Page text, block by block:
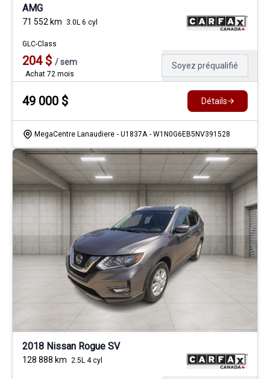
AMG
71 552 km 3.0L 6 cyl
GLC-Class
204$ /sem
Achat 72 mois
Soyez préqualifié
49 000 $ Détails
MegaCentre Lanaudiere - U1837A - W1N0G6EB5NV391528
2018 Nissan Rogue SV
128 888 km 2.5L 4 cyl